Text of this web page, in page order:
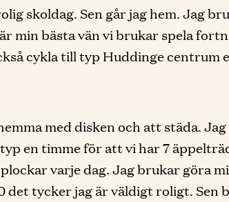
skoldag. Sen går jag hem. Jag
min bästa vän vi brukar spela
cykla till typ Huddinge centrum
med disken och att städa.
en timme för att vi har 7
varje dag. Jag brukar göra
det tycker jag är väldigt roligt. Sen